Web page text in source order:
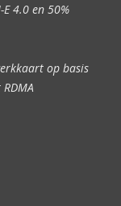
4.0 en 50%
op basis